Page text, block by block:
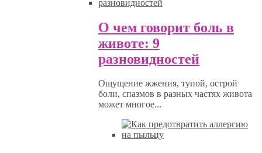
О чем говорит боль в
животе: 9
разновидностей
Ощущение жжения, тупой, острой
боли, спазмов в разных частях живота
может многое...